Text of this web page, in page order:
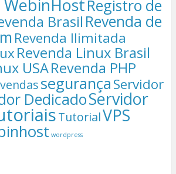
WebinHostRegistro de
Brasil Revenda de
Revenda Ilimitada
Revenda Linux Brasil
USARevenda PHP
segurançaServidor
DedicadoServidor
TutorialVPS
wordpress